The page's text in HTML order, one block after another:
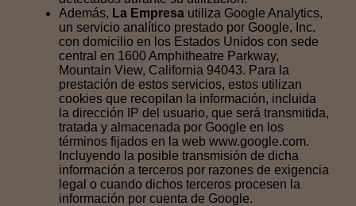
Además, La Empresa utiliza Google Analytics,
un servicio analítico prestado por Google, Inc.
con domicilio en los Estados Unidos con sede
central en 1600 Amphitheatre Parkway,
Mountain View, California 94043. Para la
prestación de estos servicios, estos utilizan
cookies que recopilan la información, incluida
la dirección IP del usuario, que será transmitida,
tratada y almacenada por Google en los
términos fijados en la web www.google.com.
Incluyendo la posible transmisión de dicha
información a terceros por razones de exigencia
legal o cuando dichos terceros procesen la
información por cuenta de Google.